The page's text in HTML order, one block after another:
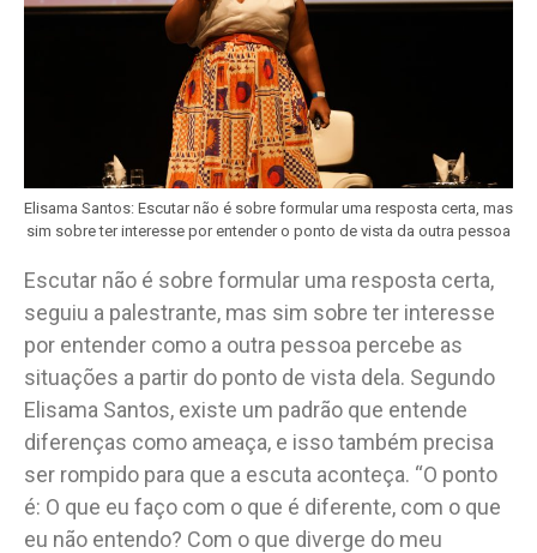
Elisama Santos: Escutar não é sobre formular uma resposta certa, mas
sim sobre ter interesse por entender o ponto de vista da outra pessoa
Escutar não é sobre formular uma resposta certa,
seguiu a palestrante, mas sim sobre ter interesse
por entender como a outra pessoa percebe as
situações a partir do ponto de vista dela. Segundo
Elisama Santos, existe um padrão que entende
diferenças como ameaça, e isso também precisa
ser rompido para que a escuta aconteça. “O ponto
é: O que eu faço com o que é diferente, com o que
eu não entendo? Com o que diverge do meu